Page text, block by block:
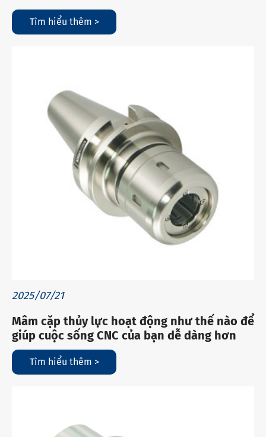
Tìm hiểu thêm >
2025/07/21
Mâm cặp thủy lực hoạt động như thế nào để
giúp cuộc sống CNC của bạn dễ dàng hơn
Tìm hiểu thêm >